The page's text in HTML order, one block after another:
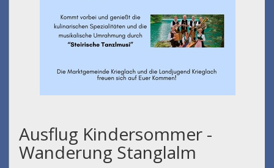
Ausflug Kindersommer -
Wanderung Stanglalm